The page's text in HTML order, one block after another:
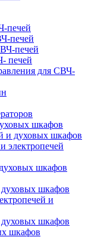
печей
печей
печей
печей
для СВЧ-
шкафов
и духовых шкафов
электропечей
шкафов
шкафов
и
духовых шкафов
шкафов